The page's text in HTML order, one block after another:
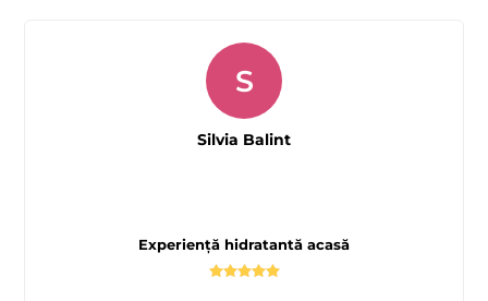
Experiență hidratantă acasă
S
Silvia Balint